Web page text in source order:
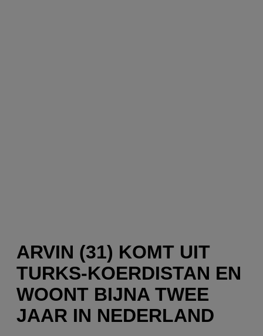
ARVIN (31) KOMT UIT
TURKS-KOERDISTAN EN
WOONT BIJNA TWEE
JAAR IN NEDERLAND